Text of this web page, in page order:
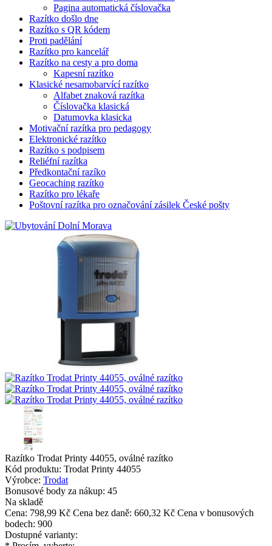
Pagina automatická číslovačka
Razítko došlo dne
Razítko s QR kódem
Proti padělání
Razítko pro kancelář
Razítko na cesty a pro doma
Kapesní razítko
Klasické nesamobarvící razítko
Alfabet znaková razítka
Číslovačka klasická
Datumovka klasicka
Motivační razítka pro pedagogy
Elektronické razítko
Razítko s podpisem
Reliéfní razítka
Předkontační razíko
Geocaching razítko
Razítko pro lékaře
Poštovní razítka pro označování zásilek České pošty
Razítko Trodat Printy 44055, oválné razítko
Kód produktu: Trodat Printy 44055
Výrobce: Trodat
Bonusové body za nákup: 45
Na skladě
Cena: 798,99 Kč Cena bez daně: 660,32 Kč Cena v bonusových
bodech: 900
Dostupné varianty: